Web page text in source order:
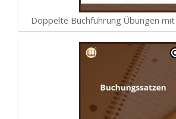
Doppelte Buchführung Übungen